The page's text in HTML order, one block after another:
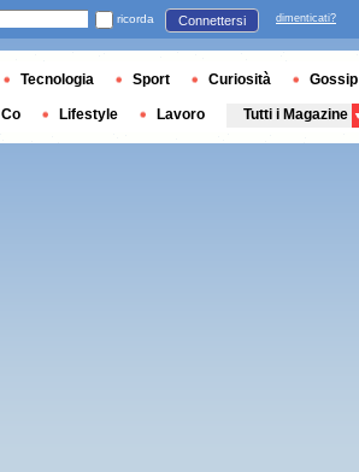
ricorda Connettersi dimenticati?
Tecnologia Sport Curiosità Gossip
Lifestyle Lavoro Tutti i Magazine